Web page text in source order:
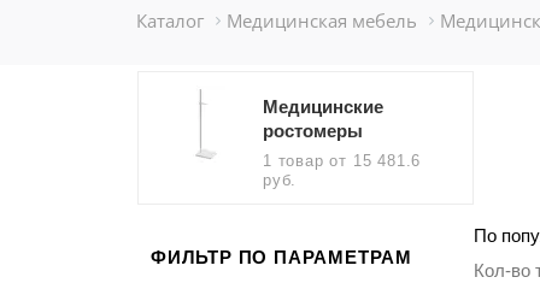
Стеллажи металлические
Тележки
Каталог Медицинская мебель
Медицинские
ростомеры
1 товарот 15 481.6
руб.
ФИЛЬТР ПО ПАРАМЕТРАМ
По
Кол-во